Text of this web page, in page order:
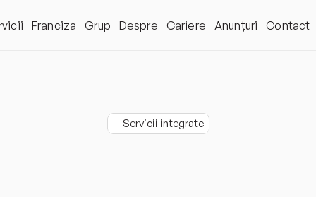
Servicii integrate
Franciza Grup Despre Cariere Anunțuri Contact